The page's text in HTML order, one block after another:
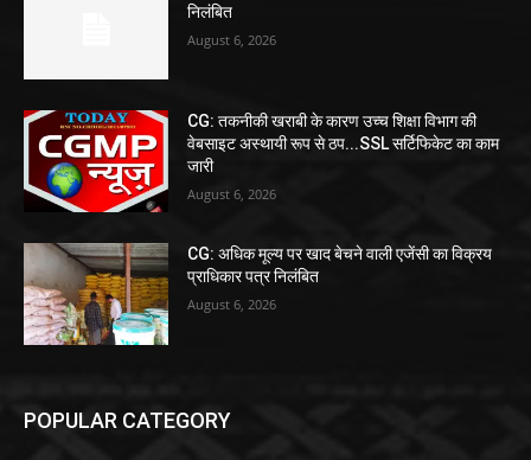
निलंबित
August 6, 2026
CG: तकनीकी खराबी के कारण उच्च शिक्षा विभाग की
वेबसाइट अस्थायी रूप से ठप...SSL सर्टिफिकेट का काम
जारी
August 6, 2026
CG: अधिक मूल्य पर खाद बेचने वाली एजेंसी का विक्रय
प्राधिकार पत्र निलंबित
August 6, 2026
POPULAR CATEGORY